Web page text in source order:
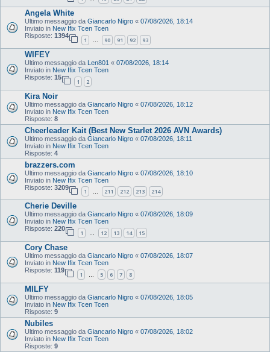
Angela White
Ultimo messaggio da Giancarlo Nigro « 07/08/2026, 18:14
Inviato in New Ifix Tcen Tcen
Risposte: 1394
1 … 90 91 92 93
WIFEY
Ultimo messaggio da Len801 « 07/08/2026, 18:14
Inviato in New Ifix Tcen Tcen
Risposte: 15
1 2
Kira Noir
Ultimo messaggio da Giancarlo Nigro « 07/08/2026, 18:12
Inviato in New Ifix Tcen Tcen
Risposte: 8
Cheerleader Kait (Best New Starlet 2026 AVN Awards)
Ultimo messaggio da Giancarlo Nigro « 07/08/2026, 18:11
Inviato in New Ifix Tcen Tcen
Risposte: 4
brazzers.com
Ultimo messaggio da Giancarlo Nigro « 07/08/2026, 18:10
Inviato in New Ifix Tcen Tcen
Risposte: 3209
1 211 212 213 214
Cherie Deville
Ultimo messaggio da Giancarlo Nigro « 07/08/2026, 18:09
Inviato in New Ifix Tcen Tcen
Risposte: 220
1 … 12 13 14 15
Cory Chase
Ultimo messaggio da Giancarlo Nigro « 07/08/2026, 18:07
Inviato in New Ifix Tcen Tcen
Risposte: 119
1 5 6 7 8
MILFY
Ultimo messaggio da Giancarlo Nigro « 07/08/2026, 18:05
Inviato in New Ifix Tcen Tcen
Risposte: 9
Nubiles
Ultimo messaggio da Giancarlo Nigro « 07/08/2026, 18:02
Inviato in New Ifix Tcen Tcen
Risposte: 9